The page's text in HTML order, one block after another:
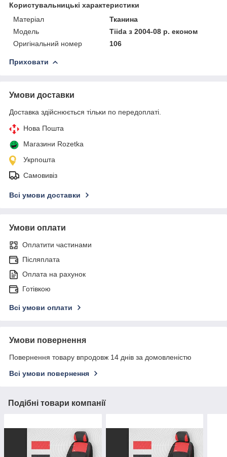
Користувальницькі характеристики
Матеріал
Тканина
Модель
Tiida з 2004-08 р. економ
Оригінальний номер
106
Приховати
Умови доставки
Доставка здійснюється тільки по передоплаті.
Нова Пошта
Магазини Rozetka
Укрпошта
Самовивіз
Всі умови доставки
Умови оплати
Оплатити частинами
Післяплата
Оплата на рахунок
Готівкою
Всі умови оплати
Умови повернення
Повернення товару впродовж 14 днів за домовленістю
Всі умови повернення
Подібні товари компанії